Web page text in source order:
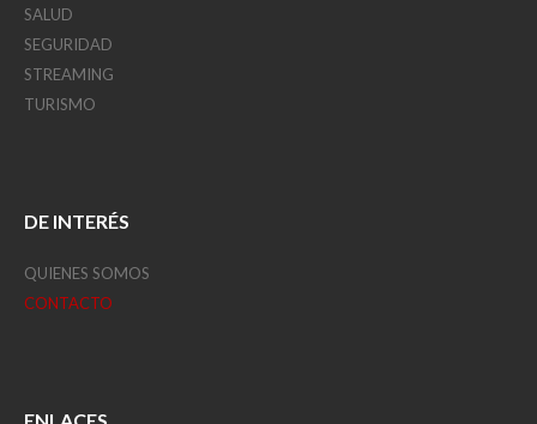
SALUD
SEGURIDAD
STREAMING
TURISMO
DE INTERÉS
QUIENES SOMOS
CONTACTO
ENLACES